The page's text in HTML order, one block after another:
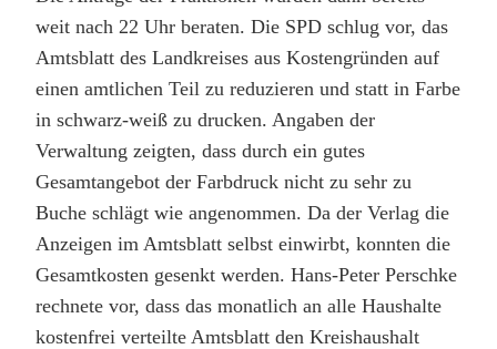
weit nach 22 Uhr beraten. Die SPD schlug vor, das
Amtsblatt des Landkreises aus Kostengründen auf
einen amtlichen Teil zu reduzieren und statt in Farbe
in schwarz-weiß zu drucken. Angaben der
Verwaltung zeigten, dass durch ein gutes
Gesamtangebot der Farbdruck nicht zu sehr zu
Buche schlägt wie angenommen. Da der Verlag die
Anzeigen im Amtsblatt selbst einwirbt, konnten die
Gesamtkosten gesenkt werden. Hans-Peter Perschke
rechnete vor, dass das monatlich an alle Haushalte
kostenfrei verteilte Amtsblatt den Kreishaushalt